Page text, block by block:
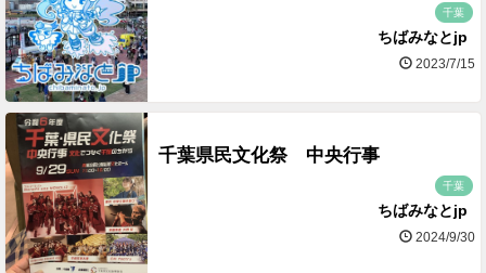
千葉
ちばみなとjp
2023/7/15
千葉県民文化祭 中央行事
千葉
ちばみなとjp
2024/9/30